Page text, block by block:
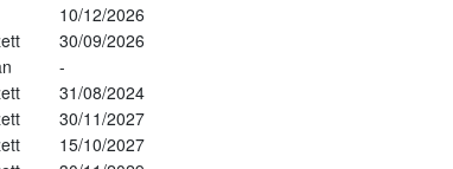
10/12/2026
30/09/2026
-
31/08/2024
30/11/2027
15/10/2027